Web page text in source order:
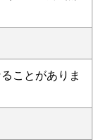
ことがありま